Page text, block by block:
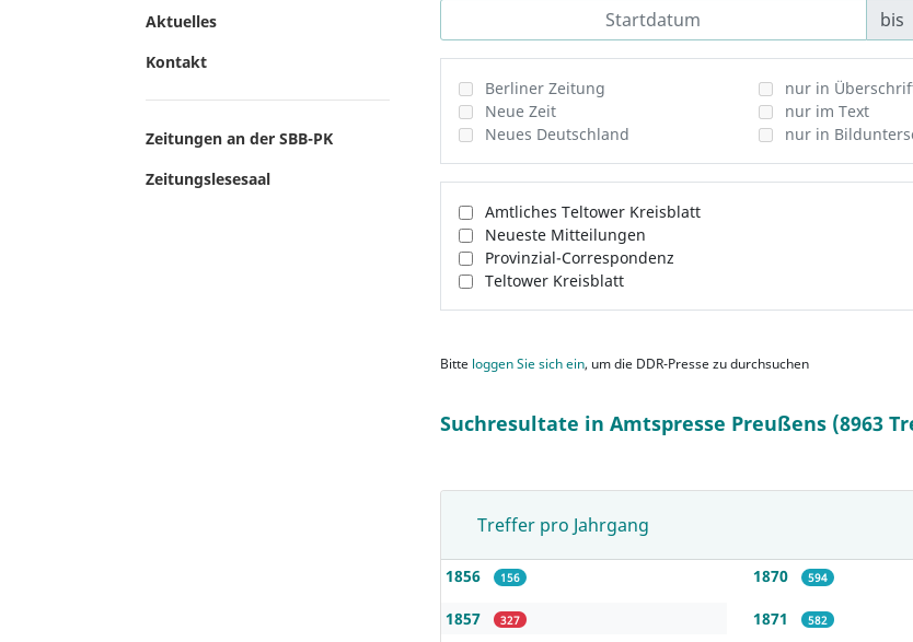
Aktuelles
Kontakt
Zeitungen an der SBB-PK
Zeitungslesesaal
bis
Berliner Zeitung
Neue Zeit
Neues Deutschland
nur in
nur im Text
nur in
Amtliches Teltower Kreisblatt
Neueste Mitteilungen
Provinzial-Correspondenz
Teltower Kreisblatt
Bitte loggen Sie sich ein, um die DDR-Presse zu durchsuchen
Suchresultate in Amtspresse Preußens (8963
Treffer pro Jahrgang
1856 156
1857 327
1870 594
1871 582